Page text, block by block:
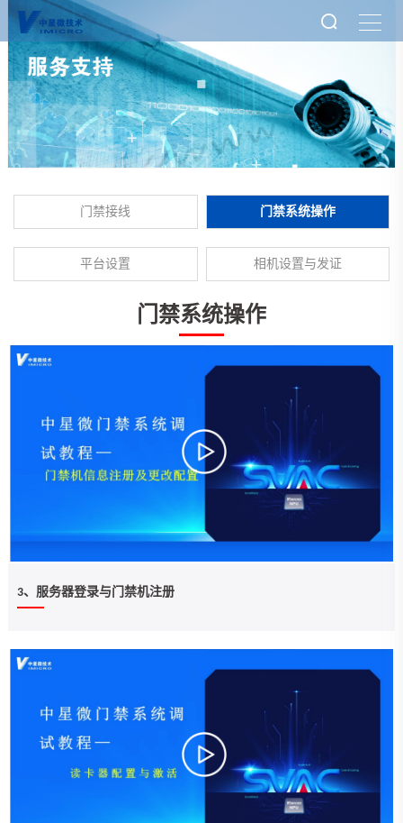
门禁接线 门禁系统操作
平台设置 相机设置与发证
门禁系统操作
3、服务器登录与门禁机注册